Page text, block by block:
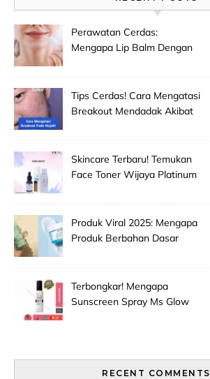
Perawatan Cerdas:
Mengapa Lip Balm Dengan
Kering!
Tips Cerdas! Cara Mengatasi
Breakout Mendadak Akibat
Skincare Terbaru! Temukan
Face Toner Wijaya Platinum
Efektif!
Produk Viral 2025: Mengapa
Produk Berbahan Dasar
Terbongkar! Mengapa
Sunscreen Spray Ms Glow
RECENT COMMENTS